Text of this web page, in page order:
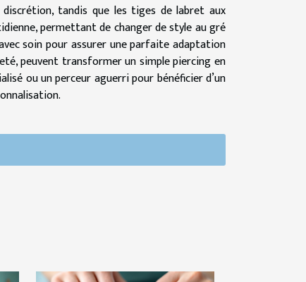
tandis que les tiges de labret aux
permettant de changer de style au gré
soin pour assurer une parfaite adaptation
peuvent transformer un simple piercing en
ou un perceur aguerri pour bénéficier d’un